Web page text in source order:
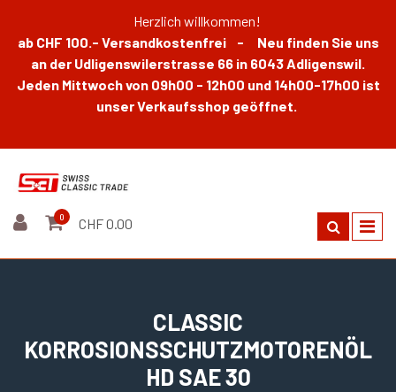
Herzlich willkommen!
ab CHF 100.- Versandkostenfrei - Neu finden Sie uns
an der Udligenswilerstrasse 66 in 6043 Adligenswil.
Jeden Mittwoch von 09h00 - 12h00 und 14h00-17h00 ist
unser Verkaufsshop geöffnet.
0 CHF 0.00
CLASSIC
KORROSIONSSCHUTZMOTORENÖL
HD SAE 30